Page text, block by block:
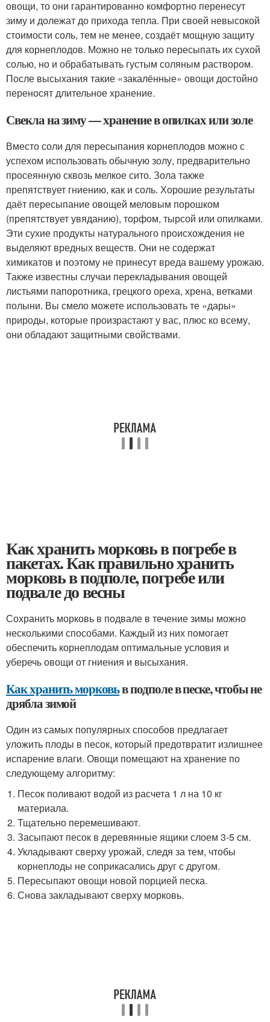
овощи, то они гарантированно комфортно перенесут
зиму и долежат до прихода тепла. При своей невысокой
стоимости соль, тем не менее, создаёт мощную защиту
для корнеплодов. Можно не только пересыпать их сухой
солью, но и обрабатывать густым соляным раствором.
После высыхания такие «закалённые» овощи достойно
переносят длительное хранение.
Свекла на зиму — хранение в опилках или золе
Вместо соли для пересыпания корнеплодов можно с
успехом использовать обычную золу, предварительно
просеянную сквозь мелкое сито. Зола также
препятствует гниению, как и соль. Хорошие результаты
даёт пересыпание овощей меловым порошком
(препятствует увяданию), торфом, тырсой или опилками.
Эти сухие продукты натурального происхождения не
выделяют вредных веществ. Они не содержат
химикатов и поэтому не принесут вреда вашему урожаю.
Также известны случаи перекладывания овощей
листьями папоротника, грецкого ореха, хрена, ветками
полыни. Вы смело можете использовать те «дары»
природы, которые произрастают у вас, плюс ко всему,
они обладают защитными свойствами.
Как хранить морковь в погребе в
пакетах. Как правильно хранить
морковь в подполе, погребе или
подвале до весны
Сохранить морковь в подвале в течение зимы можно
несколькими способами. Каждый из них помогает
обеспечить корнеплодам оптимальные условия и
уберечь овощи от гниения и высыхания.
Как хранить морковьв подполе в песке, чтобы не
дрябла зимой
Один из самых популярных способов предлагает
уложить плоды в песок, который предотвратит излишнее
испарение влаги. Овощи помещают на хранение по
следующему алгоритму:
Песок поливают водой из расчета 1 л на 10 кг
материала.
Тщательно перемешивают.
Засыпают песок в деревянные ящики слоем 3-5 см.
Укладывают сверху урожай, следя за тем, чтобы
корнеплоды не соприкасались друг с другом.
Пересыпают овощи новой порцией песка.
Снова закладывают сверху морковь.